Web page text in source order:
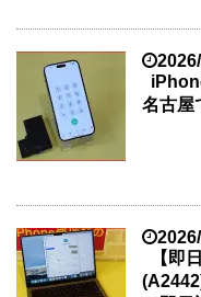
名古屋
【即